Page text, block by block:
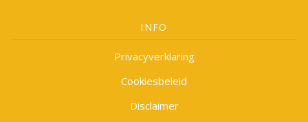
INFO
Privacyverklaring
Cookiesbeleid
Disclaimer